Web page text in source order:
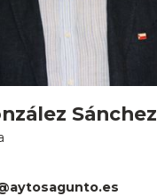
Sánchez